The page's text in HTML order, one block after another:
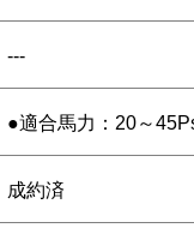
---
●適合馬力：20～
成約済